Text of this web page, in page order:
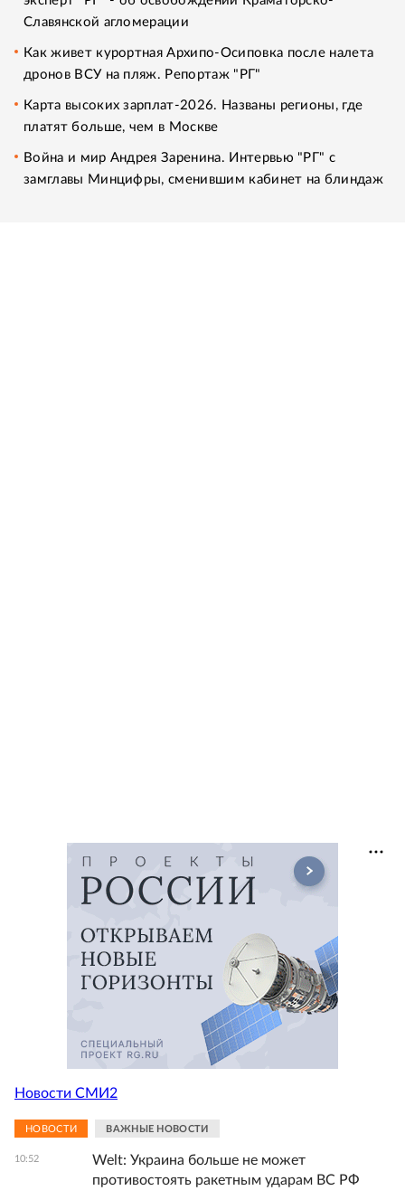
Славянской агломерации
Как живет курортная Архипо-Осиповка после налета
дронов ВСУ на пляж. Репортаж "РГ"
Карта высоких зарплат-2026. Названы регионы, где
платят больше, чем в Москве
Война и мир Андрея Заренина. Интервью "РГ" с
замглавы Минцифры, сменившим кабинет на блиндаж
Новости СМИ2
НОВОСТИ ВАЖНЫЕ НОВОСТИ
10:52
Welt: Украина больше не может
противостоять ракетным ударам ВС РФ